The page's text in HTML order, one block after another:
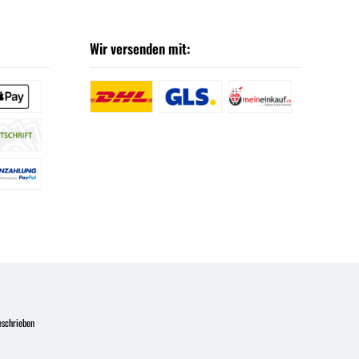
Wir versenden mit: